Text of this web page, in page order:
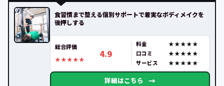
食習慣まで整える個別サポートで着実なボディメイクを
後押しする
総合評価
4.9
料金
口コミ
サービス
詳細はこちら →